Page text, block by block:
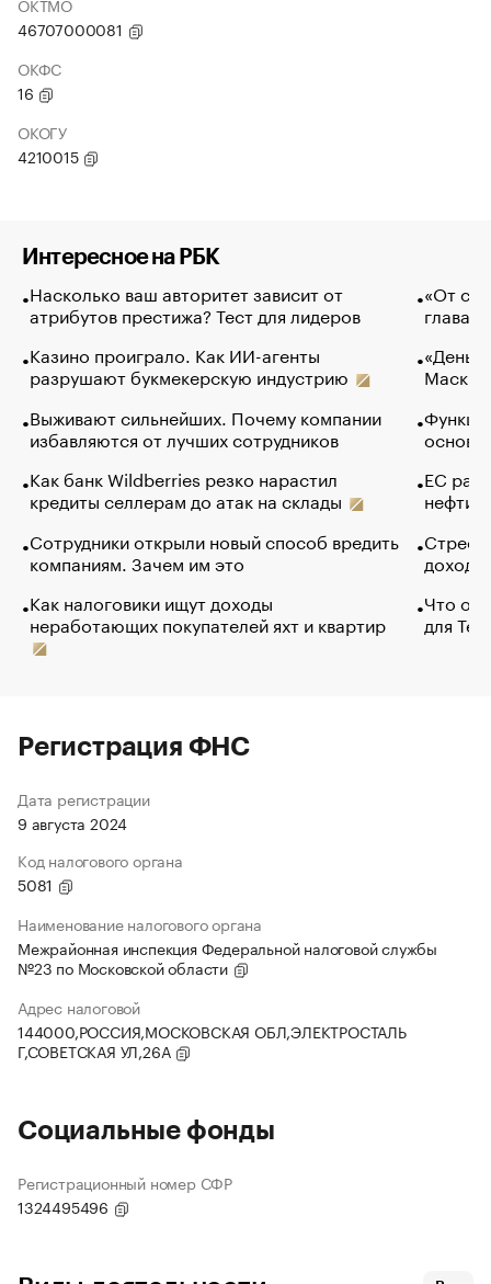
46707000081
ОКФС
16
ОКОГУ
4210015
Интересное на РБК
Насколько ваш авторитет зависит от
атрибутов престижа? Тест для лидеров
Казино проиграло. Как ИИ-агенты
разрушают букмекерскую индустрию
Выживают сильнейших. Почему компании
избавляются от лучших сотрудников
Как банк Wildberries резко нарастил
кредиты селлерам до атак на склады
Сотрудники открыли новый способ вредить
компаниям. Зачем им это
Как налоговики ищут доходы
неработающих покупателей яхт и квартир
«От
глава
Маск в
основ
ЕС
нефти
Что
для
Регистрация ФНС
Дата регистрации
9 августа 2024
Код налогового органа
5081
Наименование налогового органа
Межрайонная инспекция Федеральной налоговой службы
№23 по Московской области
Адрес налоговой
144000,РОССИЯ,МОСКОВСКАЯ ОБЛ,ЭЛЕКТРОСТАЛЬ
Г,СОВЕТСКАЯ УЛ,26А
Социальные фонды
Регистрационный номер СФР
1324495496